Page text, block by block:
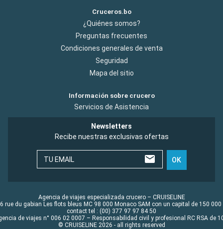
Cruceros.bo
¿Quiénes somos?
Preguntas frecuentes
Condiciones generales de venta
Seguridad
Mapa del sitio
Información sobre crucero
Servicios de Asistencia
Newsletters
Recibe nuestras exclusivas ofertas
TU EMAIL OK
Agencia de viajes especializada crucero – CRUISELINE
rue du gabian Les flots bleus MC 98 000 Monaco SAM con un capital de 150 000
contact tel : (00) 377 97 97 84 50
de viajes n° 006 02 0007 – Responsabilidad civil y profesional RC RSA de
© CRUISELINE 2026 - all rights reserved